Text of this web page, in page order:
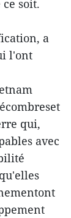
soit.
a
l'ont
qui,
avec